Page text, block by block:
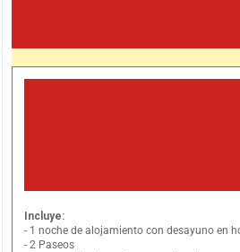
Incluye:
- 1 noche de alojamiento con desayuno en
- 2 Paseos